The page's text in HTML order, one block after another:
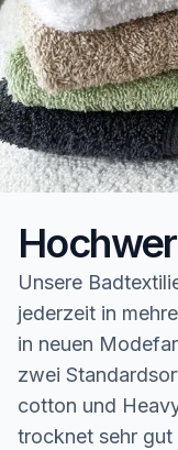
Unsere
jederzeit in
in neuen
zwei
cotton und
trocknet sehr